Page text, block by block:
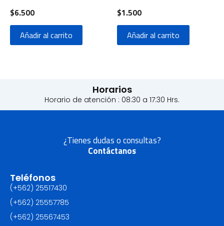
$6.500
Añadir al carrito
$1.500
Añadir al carrito
Horarios
Horario de atención : 08:30 a 17:30 Hrs.
¿Tienes dudas o consultas?
Contáctanos
Teléfonos
(+562) 25517430‬
(+562) 25557785
(+562) 25567453‬